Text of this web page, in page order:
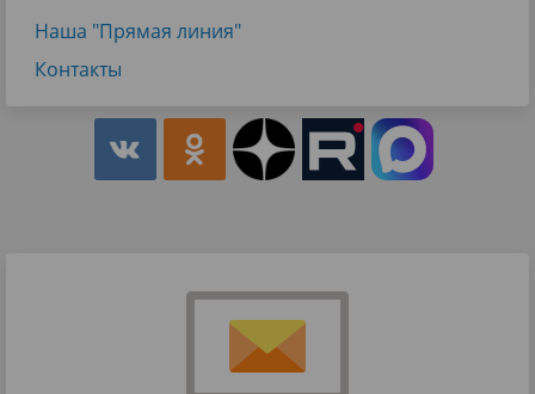
Наша "Прямая линия"
Контакты